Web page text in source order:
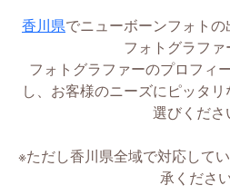
香川県でニューボーンフォト
フォトグラファ
フォトグラファーのプロフィ
し、お客様のニーズにピッタ
選びくださ
※ただし香川県全域で対応して
承ください